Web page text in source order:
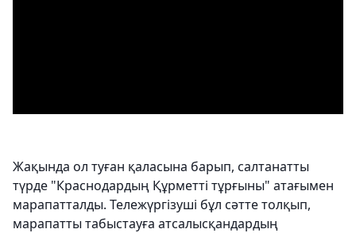
Жақында ол туған қаласына барып, салтанатты
түрде "Краснодардың Құрметті тұрғыны" атағымен
марапатталды. Тележүргізуші бұл сәтте толқып,
марапатты табыстауға атсалысқандардың